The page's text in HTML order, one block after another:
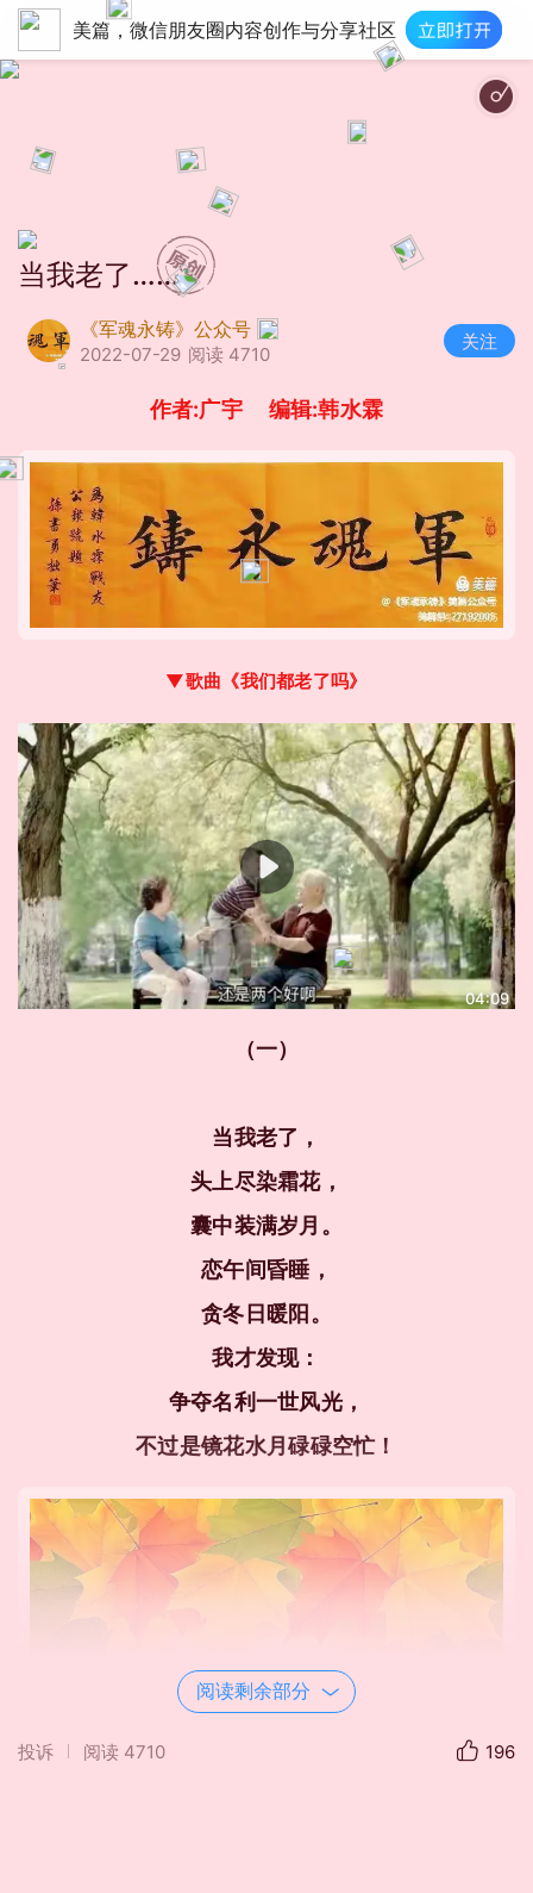
美篇，微信朋友圈内容创作与分享社区
当我老了……
《军魂永铸》公众号
2022-07-29 阅读 4710
关注
作者:广宇 编辑:韩水霖
▼歌曲《我们都老了吗》
04:09
（一）
当我老了，
头上尽染霜花，
囊中装满岁月。
恋午间昏睡，
贪冬日暖阳。
我才发现：
争夺名利一世风光，
不过是镜花水月碌碌空忙！
阅读剩余部分
投诉 阅读 4710 196
夜空